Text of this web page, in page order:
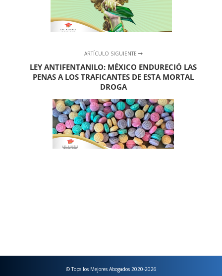
ARTÍCULO SIGUIENTE
LEY ANTIFENTANILO: MÉXICO ENDURECIÓ LAS
PENAS A LOS TRAFICANTES DE ESTA MORTAL
DROGA
© Tops los Mejores Abogados 2020-2026